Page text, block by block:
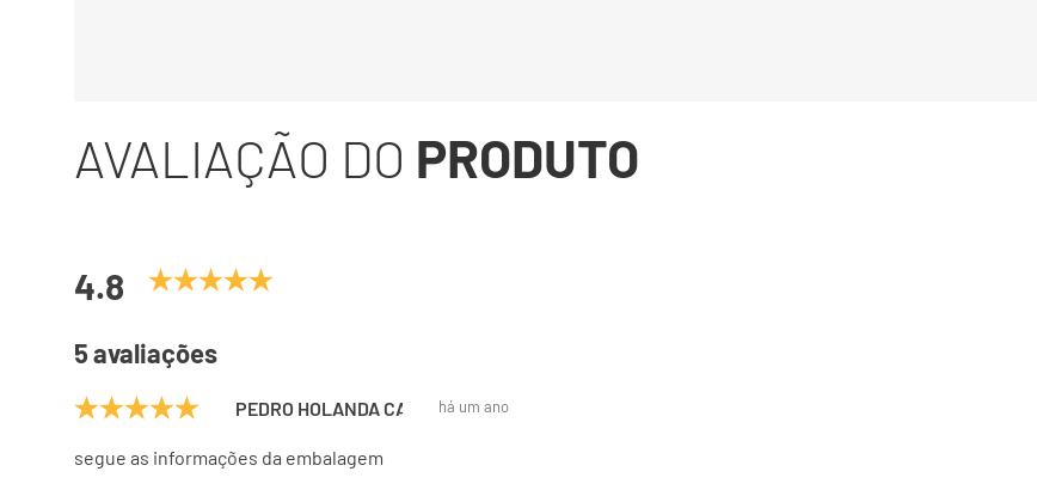
AVALIAÇÃO DO PRODUTO
4.8
5 avaliações
PEDRO HOLANDA CAVALCANTI
há um ano
segue as informações da embalagem